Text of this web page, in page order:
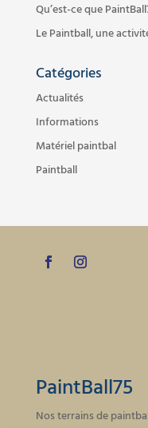
Qu’est-ce que
Le Paintball, une
Catégories
Actualités
Informations
Matériel paintbal
Paintball
PaintBall75
Nos terrains de